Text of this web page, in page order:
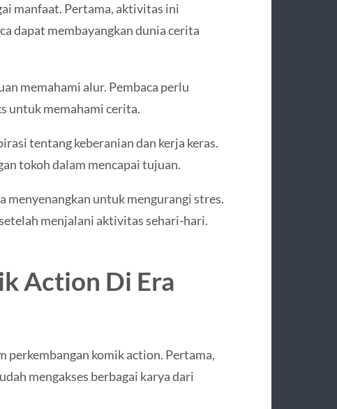
manfaat. Pertama, aktivitas ini
dapat membayangkan dunia cerita
memahami alur. Pembaca perlu
untuk memahami cerita.
tentang keberanian dan kerja keras.
tokoh dalam mencapai tujuan.
menyenangkan untuk mengurangi stres.
menjalani aktivitas sehari-hari.
Action Di Era
perkembangan komik action. Pertama,
mengakses berbagai karya dari